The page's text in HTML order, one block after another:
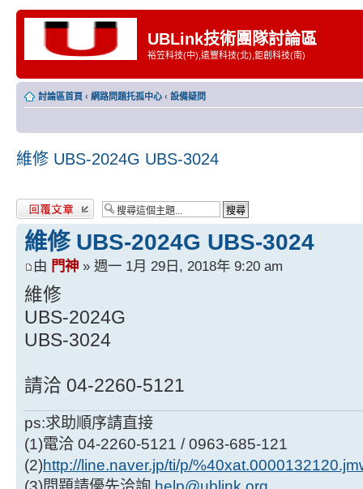
UBLink技術團隊討論區
裕笠科技(中),遠豐科技(北),鉅創科技(南)
討論區首頁 ‹ 網路問題托孤中心 ‹ 設備疑問
維修 UBS-2024G UBS-3024
發表回覆
維修 UBS-2024G UBS-3024
由 門神 » 週一 1月 29日, 2018年 9:20 am
維修
UBS-2024G
UBS-3024
請洽 04-2260-5121
ps:求助順序請直接
(1)電洽 04-2260-5121 / 0963-685-121
(2)http://line.naver.jp/ti/p/